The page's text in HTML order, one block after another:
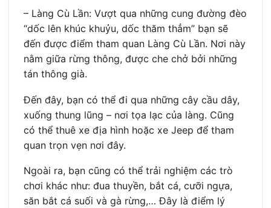
– Làng Cù Lần: Vượt qua những cung đường đèo
“dốc lên khúc khuỷu, dốc thăm thẳm” bạn sẽ
đến được điểm tham quan Làng Cù Lần. Nơi này
nằm giữa rừng thông, được che chở bởi những
tán thông già.
Đến đây, bạn có thể đi qua những cây cầu dây,
xuống thung lũng – nơi tọa lạc của làng. Cũng
có thể thuê xe địa hình hoặc xe Jeep để tham
quan trọn vẹn nơi đây.
Ngoài ra, bạn cũng có thể trải nghiệm các trò
chơi khác như: đua thuyền, bắt cá, cưỡi ngựa,
săn bắt cá suối và gà rừng,… Đây là điểm lý